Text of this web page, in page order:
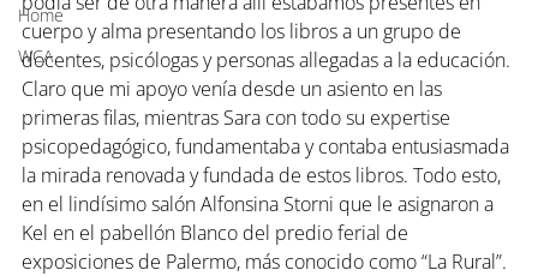
Home
WCA
cuerpo y alma presentando los libros a un grupo de
docentes, psicólogas y personas allegadas a la educación.
Claro que mi apoyo venía desde un asiento en las
primeras filas, mientras Sara con todo su expertise
psicopedagógico, fundamentaba y contaba entusiasmada
la mirada renovada y fundada de estos libros. Todo esto,
en el lindísimo salón Alfonsina Storni que le asignaron a
Kel en el pabellón Blanco del predio ferial de
exposiciones de Palermo, más conocido como “La Rural”.